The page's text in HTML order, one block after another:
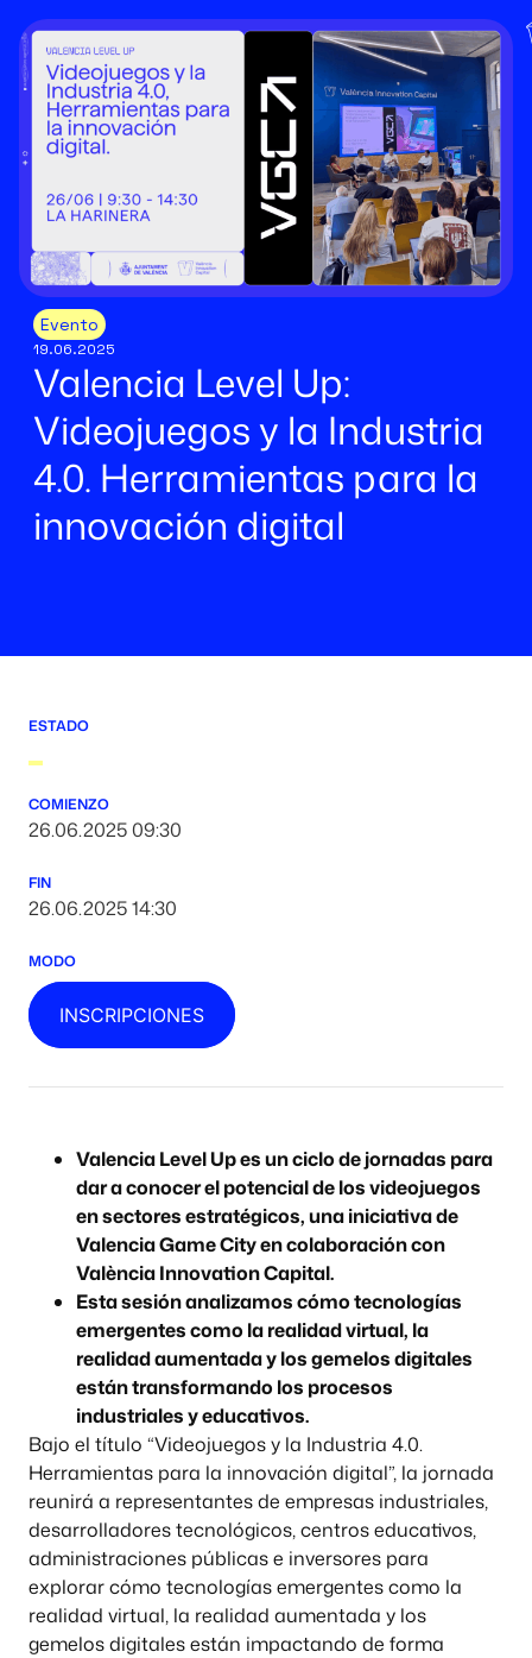
Evento
19.06.2025
Valencia Level Up:
Videojuegos y la Industria
4.0. Herramientas para la
innovación digital
ESTADO
COMIENZO
26.06.2025 09:30
FIN
26.06.2025 14:30
MODO
INSCRIPCIONES
Valencia Level Up es un ciclo de jornadas para
dar a conocer el potencial de los videojuegos
en sectores estratégicos, una iniciativa de
Valencia Game City en colaboración con
València Innovation Capital.
Esta sesión analizamos cómo tecnologías
emergentes como la realidad virtual, la
realidad aumentada y los gemelos digitales
están transformando los procesos
industriales y educativos.
Bajo el título “Videojuegos y la Industria 4.0.
Herramientas para la innovación digital”, la jornada
reunirá a representantes de empresas industriales,
desarrolladores tecnológicos, centros educativos,
administraciones públicas e inversores para
explorar cómo tecnologías emergentes como la
realidad virtual, la realidad aumentada y los
gemelos digitales están impactando de forma